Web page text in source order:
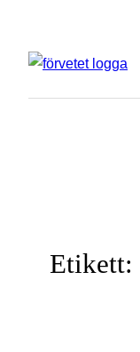
innehåll
Etikett: